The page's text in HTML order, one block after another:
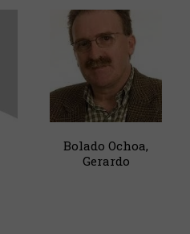
Bolado Ochoa,
Gerardo